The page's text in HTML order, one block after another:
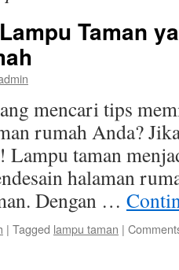
Taman
mencari tips
rumah Anda?
Lampu taman
halaman
Dengan …
| Tagged lampu taman |